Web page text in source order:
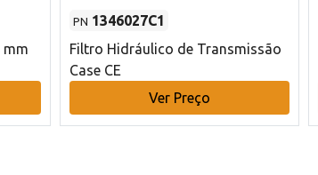
PN 1346027C1
Filtro Hidráulico de Transmissão
Case CE
Ver Preço